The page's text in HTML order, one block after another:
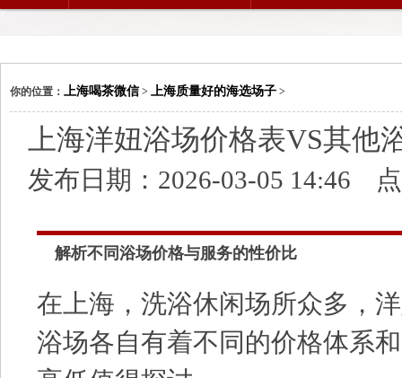
你的位置： 上海喝茶微信> 上海质量好的海选场子 >
上海洋妞浴场价格表VS其他
发布日期：2026-03-05 14:46
解析不同浴场价格与服务的性价比
在上海，洗浴休闲场所众多，
浴场各自有着不同的价格体系